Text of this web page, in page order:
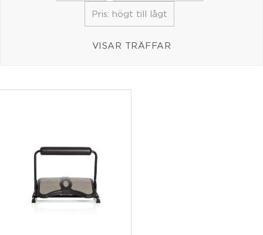
Pris: högt till lågt
VISAR TRÄFFAR